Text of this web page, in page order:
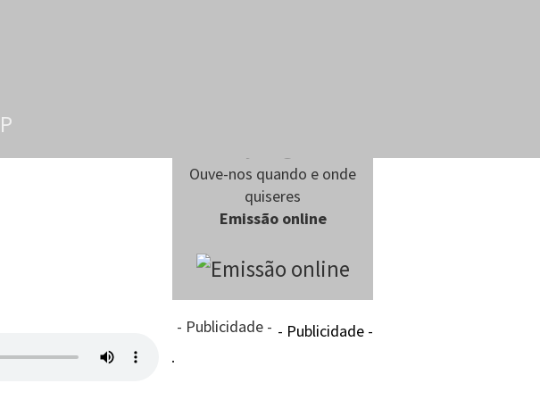
Ouve-nos quando e onde
quiseres
Emissão online
- Publicidade - - Publicidade -